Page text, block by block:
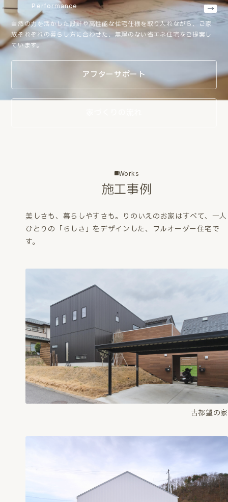
Performance
自然の力を活かした設計や高性能な住宅仕様を取り入れながら、ご家
族それぞれの暮らし方に合わせた、無理のない省エネ住宅をご提案し
ています。
アフターサポート
Works
施工事例
美しさも、暮らしやすさも。
りのいえのお家はすべて、一人
ひとりの「らしさ」をデザインした、フルオーダー住宅で
す。
古都望の家